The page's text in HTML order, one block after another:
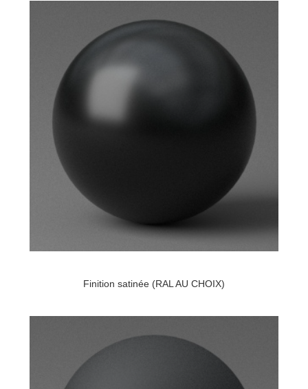
Finition satinée (RAL AU CHOIX)